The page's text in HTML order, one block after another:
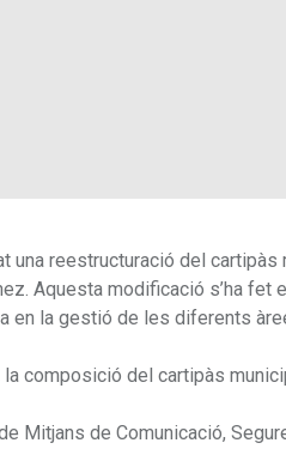
una reestructuració del
Aquesta modificació s’ha fet
en la gestió de les diferents
composició del cartipàs
Mitjans de Comunicació,